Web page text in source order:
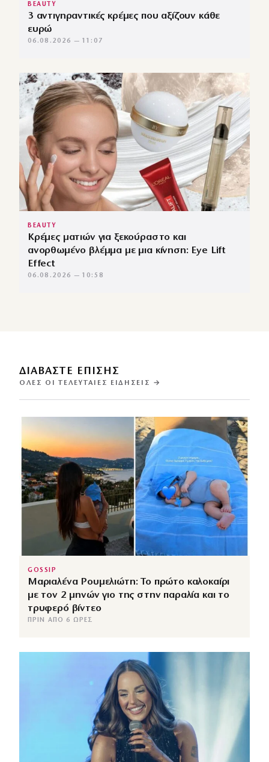
BEAUTY
3 αντιγηραντικές κρέμες που αξίζουν κάθε
ευρώ
06.08.2026 — 11:07
BEAUTY
Κρέμες ματιών για ξεκούραστο και
ανορθωμένο βλέμμα με μια κίνηση: Eye Lift
Effect
06.08.2026 — 10:58
ΔΙΑΒΑΣΤΕ ΕΠΙΣΗΣ
ΌΛΕΣ ΟΙ ΤΕΛΕΥΤΑΊΕΣ ΕΙΔΉΣΕΙΣ →
GOSSIP
Μαριαλένα Ρουμελιώτη: Το πρώτο καλοκαίρι
με τον 2 μηνών γιο της στην παραλία και το
τρυφερό βίντεο
ΠΡΙΝ ΑΠΌ 6 ΏΡΕΣ